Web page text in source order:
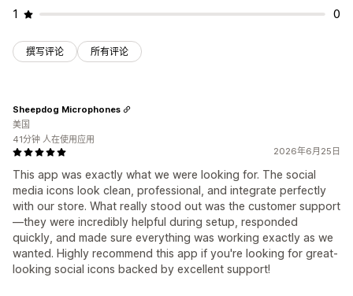
1
0
撰写评论 所有评论
2026年6月25日
This app was exactly what we were looking for. The social
media icons look clean, professional, and integrate perfectly
with our store. What really stood out was the customer support
—they were incredibly helpful during setup, responded
quickly, and made sure everything was working exactly as we
wanted. Highly recommend this app if you're looking for great-
looking social icons backed by excellent support!
Sheepdog Microphones
美国
41分钟 人在使用应用